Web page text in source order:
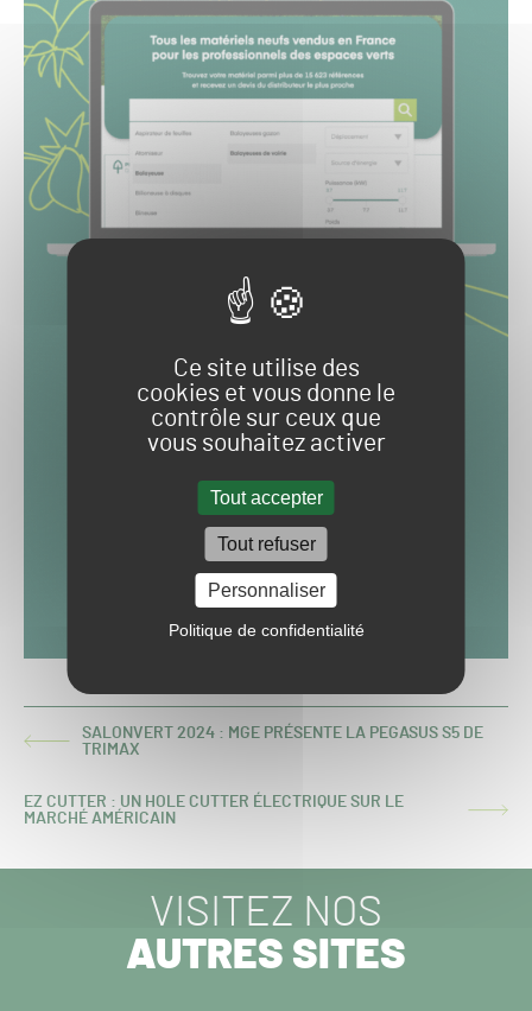
Ce site utilise des
cookies et vous donne le
contrôle sur ceux que
vous souhaitez activer
Tout accepter
Tout refuser
Personnaliser
Politique de confidentialité
ARTICLE
SALONVERT 2024 : MGE PRÉSENTE LA PEGASUS S5 DE
TRIMAX
ARTICLE
EZ CUTTER : UN HOLE CUTTER ÉLECTRIQUE SUR LE
MARCHÉ AMÉRICAIN
VISITEZ NOS
AUTRES SITES